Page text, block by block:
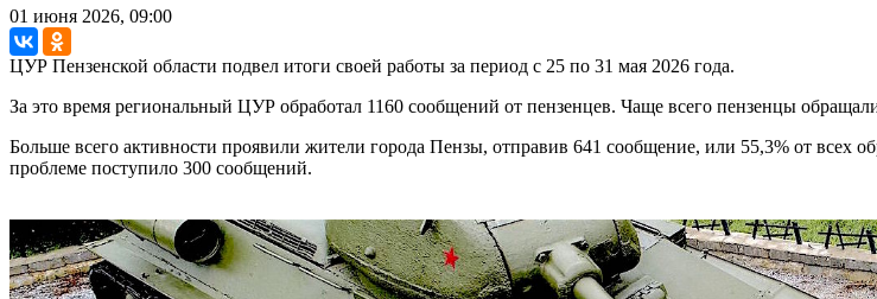
01 июня 2026, 09:00
ЦУР Пензенской области подвел итоги своей работы за период с 25 по 31 мая 2026 года.
За это время региональный ЦУР обработал 1160 сообщений от пензенцев. Чаще всего пензенцы
Больше всего активности проявили жители города Пензы, отправив 641 сообщение, или 55,3% от
проблеме поступило 300 сообщений.